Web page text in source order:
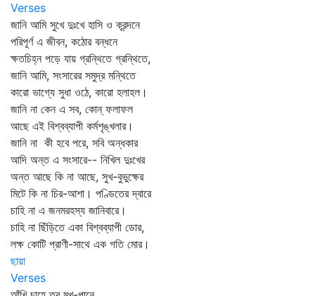
Verses
জানি আমি সুখে দুঃখে হাসি ও ক্রন্দনে
পরিপূর্ণ এ জীবন, কঠোর বন্ধনে
ক্ষতচিহ্ন পড়ে যায় গ্রন্থিতে গ্রন্থিতে,
জানি আমি, সংসারের সমুদ্র মন্থিতে
কারো ভাগ্যে সুধা ওঠে, কারো হলাহল।
জানি না কেন এ সব, কোন্‌ ফলাফল
আছে এই বিশ্বব্যাপী কর্মশৃঙ্খলার।
জানি না কী হবে পরে, সবি অন্ধকার
আদি অন্ত এ সংসারে-- নিখিল দুঃখের
অন্ত আছে কি না আছে, সুখ-বুভুক্ষের
মিটে কি না চির-আশা। পণ্ডিতের দ্বারে
চাহি না এ জনমরহস্য জানিবারে।
চাহি না ছিঁড়িতে একা বিশ্বব্যাপী ডোর,
লক্ষ কোটি প্রাণী-সাথে এক গতি মোর।
ছায়া
Verses